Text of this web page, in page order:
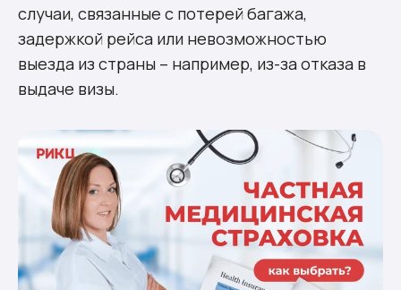
случаи, связанные с потерей багажа,
задержкой рейса или невозможностью
выезда из страны – например, из-за отказа в
выдаче визы.